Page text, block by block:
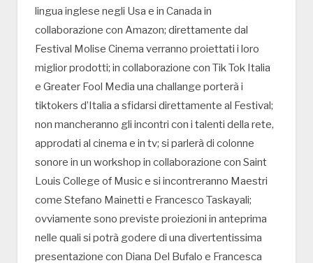
lingua inglese negli Usa e in Canada in
collaborazione con Amazon; direttamente dal
Festival Molise Cinema verranno proiettati i loro
miglior prodotti; in collaborazione con Tik Tok Italia
e Greater Fool Media una challange porterà i
tiktokers d’Italia a sfidarsi direttamente al Festival;
non mancheranno gli incontri con i talenti della rete,
approdati al cinema e in tv; si parlerà di colonne
sonore in un workshop in collaborazione con Saint
Louis College of Music e si incontreranno Maestri
come Stefano Mainetti e Francesco Taskayali;
ovviamente sono previste proiezioni in anteprima
nelle quali si potrà godere di una divertentissima
presentazione con Diana Del Bufalo e Francesca